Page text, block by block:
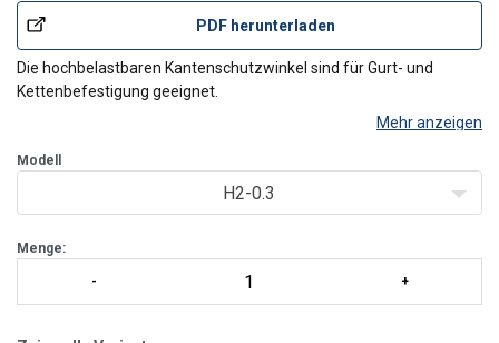
PDF herunterladen
Die hochbelastbaren Kantenschutzwinkel sind für Gurt- und
Kettenbefestigung geeignet.
Verteilung der Kraft auf dem Produkt
Mehr anzeigen
Modell
H2-0.3
Menge: